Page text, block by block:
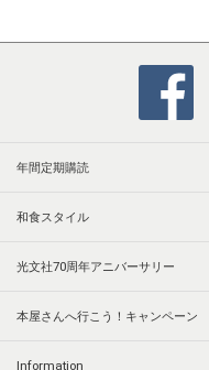
年間定期購読
和食スタイル
光文社70周年アニバーサリー
本屋さんへ行こう！キャンペーン
Information